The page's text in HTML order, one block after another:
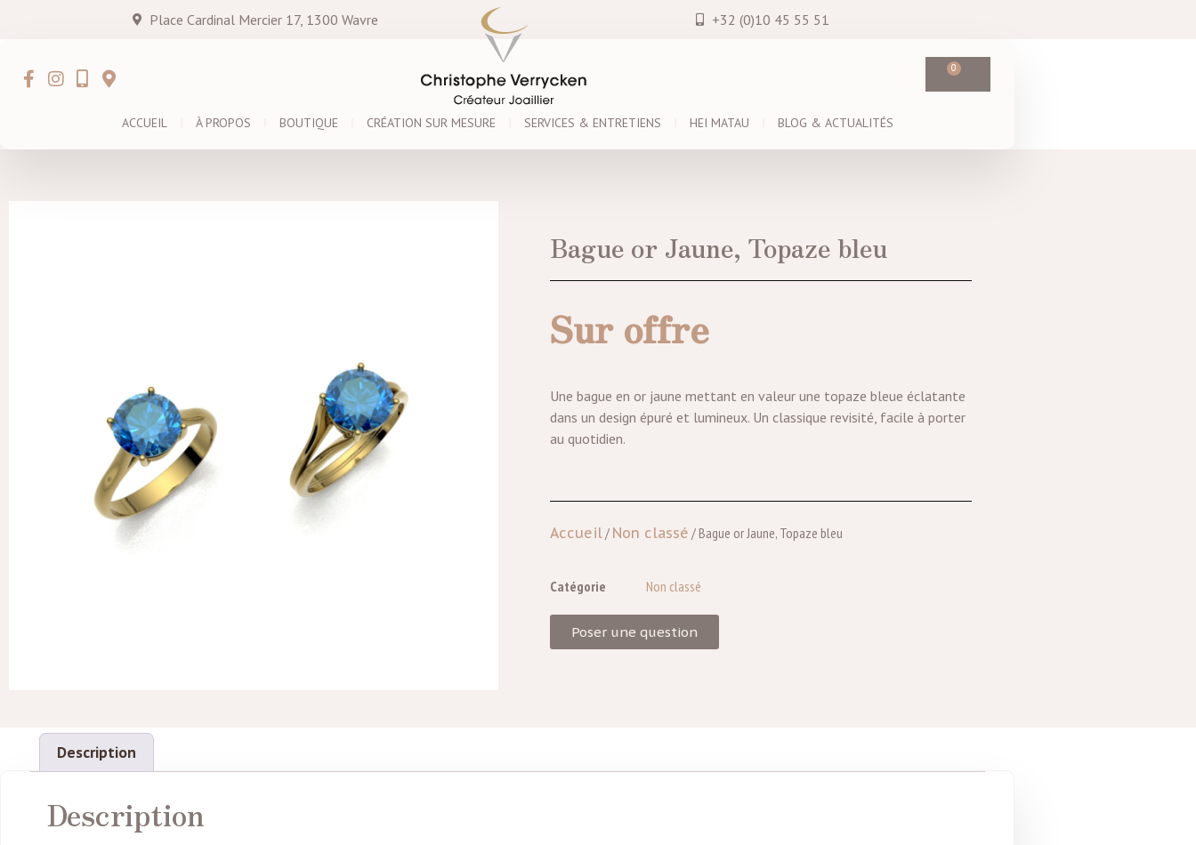
Place Cardinal Mercier 17, 1300 Wavre +32 (0)10 45 55 51
0
ACCUEIL À PROPOS BOUTIQUE CRÉATION SUR MESURE SERVICES & ENTRETIENS HEI MATAU BLOG & ACTUALITÉS
Bague or Jaune, Topaze bleu
Sur offre
Une bague en or jaune mettant en valeur une topaze bleue éclatante
dans un design épuré et lumineux. Un classique revisité, facile à porter
au quotidien.
Accueil/ Non classé / Bague or Jaune, Topaze bleu
Catégorie Non classé
Poser une question
Description
Description